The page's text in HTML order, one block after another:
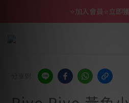
⭐加入會員⭐立即